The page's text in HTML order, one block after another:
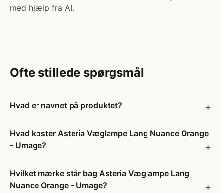
med hjælp fra AI.
Ofte stillede spørgsmål
Hvad er navnet på produktet?
Hvad koster Asteria Væglampe Lang Nuance Orange
- Umage?
Hvilket mærke står bag Asteria Væglampe Lang
Nuance Orange - Umage?